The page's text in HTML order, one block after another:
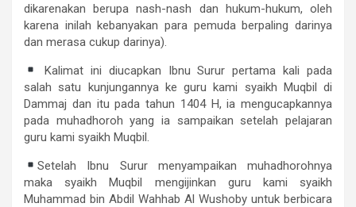
dikarenakan berupa nash-nash dan hukum-hukum, oleh
karena inilah kebanyakan para pemuda berpaling darinya
dan merasa cukup darinya).
Kalimat ini diucapkan Ibnu Surur pertama kali pada
salah satu kunjungannya ke guru kami syaikh Muqbil di
Dammaj dan itu pada tahun 1404 H, ia mengucapkannya
pada muhadhoroh yang ia sampaikan setelah pelajaran
guru kami syaikh Muqbil.
Setelah Ibnu Surur menyampaikan muhadhorohnya
maka syaikh Muqbil mengijinkan guru kami syaikh
Muhammad bin Abdil Wahhab Al Wushoby untuk berbicara